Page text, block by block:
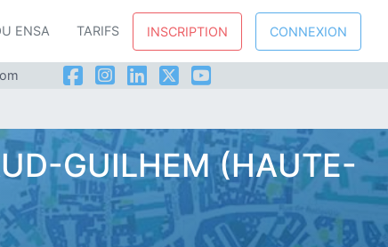
ENSA TARIFS INSCRIPTION CONNEXION
GUILHEM (HAUTE-